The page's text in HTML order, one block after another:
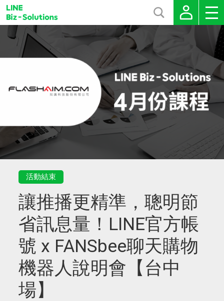
活動結束
讓推播更精準，聰明節
省訊息量！LINE官方帳
號 x FANSbee聊天購物
機器人說明會【台中
場】